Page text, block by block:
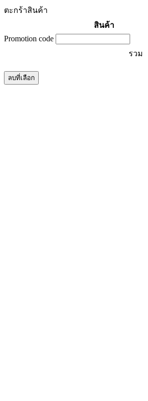
ตะกร้าสินค้า
สินค้า
Promotion code
รวม